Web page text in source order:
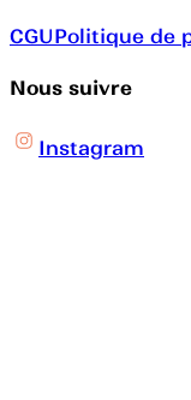
CGUPolitique de
Nous suivre
Instagram